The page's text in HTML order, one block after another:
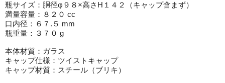
瓶サイズ：胴径φ９８×高さH１４２（キャップ含まず）
満量容量：８２０ cc
口内径：６７.５ mm
瓶重量：３７０ g
本体材質：ガラス
キャップ仕様：ツイストキャップ
キャップ材質：スチール（ブリキ）